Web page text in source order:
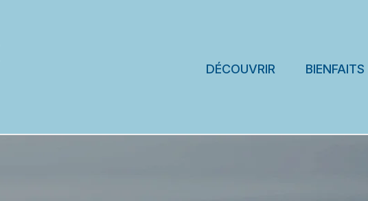
DÉCOUVRIR BIENFAITS